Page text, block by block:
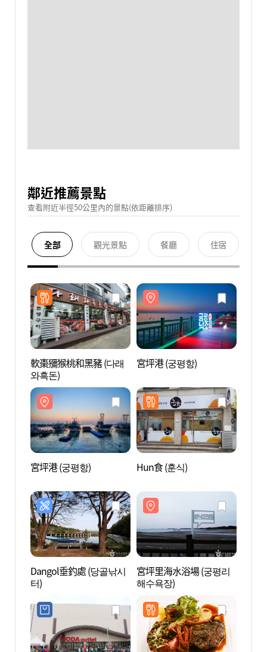
鄰近推薦景點
查看附近半徑50公里內的景點(依距離排序)
全部 觀光景點 餐廳 住宿
軟棗獼猴桃和黑豬 (다래
와흑돈)
宮坪港 (궁평항)
宮坪港 (궁평항) Hun食 (훈식)
Dangol垂釣處 (당골낚시
터)
宮坪里海水浴場 (궁평리
해수욕장)